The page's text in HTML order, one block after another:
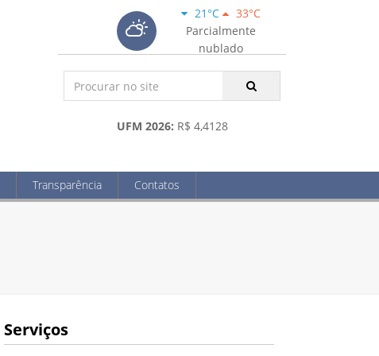
21°C
33°C
Parcialmente
nublado
UFM 2026: R$ 4,4128
Transparência Contatos
Serviços